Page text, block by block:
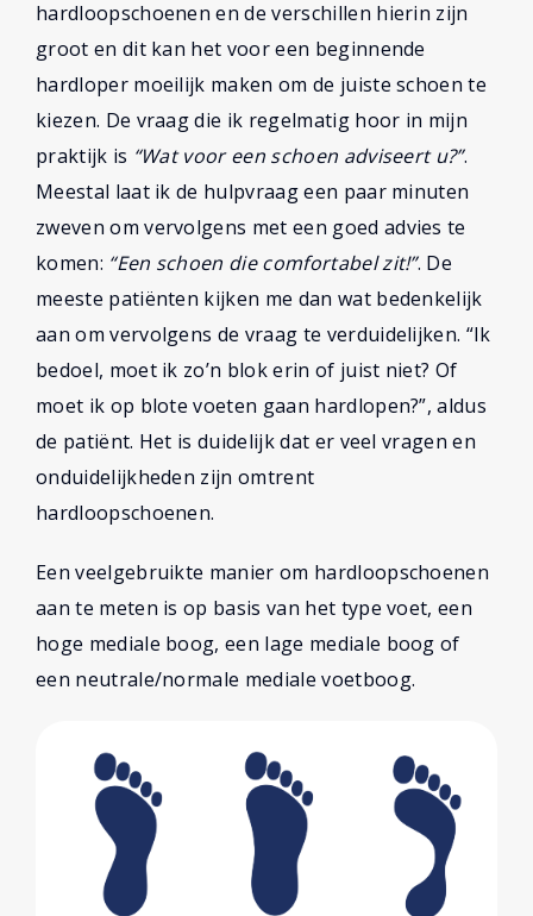
hardloopschoenen en de verschillen hierin zijn
groot en dit kan het voor een beginnende
hardloper moeilijk maken om de juiste schoen te
kiezen. De vraag die ik regelmatig hoor in mijn
praktijk is “Wat voor een schoen adviseert u?”.
Meestal laat ik de hulpvraag een paar minuten
zweven om vervolgens met een goed advies te
komen: “Een schoen die comfortabel zit!”. De
meeste patiënten kijken me dan wat bedenkelijk
aan om vervolgens de vraag te verduidelijken. “Ik
bedoel, moet ik zo’n blok erin of juist niet? Of
moet ik op blote voeten gaan hardlopen?”, aldus
de patiënt. Het is duidelijk dat er veel vragen en
onduidelijkheden zijn omtrent
hardloopschoenen.
Een veelgebruikte manier om hardloopschoenen
aan te meten is op basis van het type voet, een
hoge mediale boog, een lage mediale boog of
een neutrale/normale mediale voetboog.